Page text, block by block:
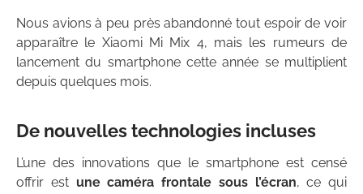
Nous avions à peu près abandonné tout espoir de voir
apparaître le Xiaomi Mi Mix 4, mais les rumeurs de
lancement du smartphone cette année se multiplient
depuis quelques mois.
De nouvelles technologies incluses
L’une des innovations que le smartphone est censé
offrir est une caméra frontale sous l’écran, ce qui